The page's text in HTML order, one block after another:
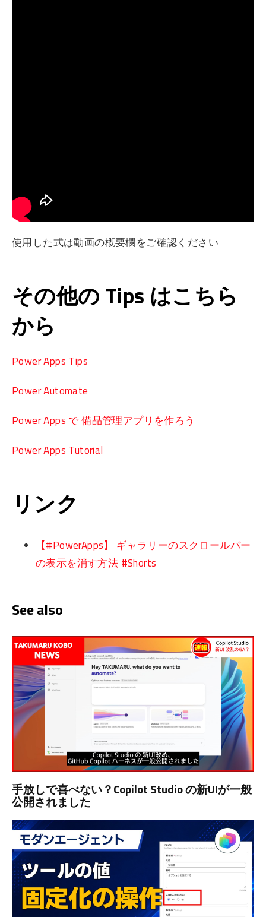
使用した式は動画の概要欄をご確認ください
その他の Tips はこちら
から
Power Apps Tips
Power Automate
Power Apps で 備品管理アプリを作ろう
Power Apps Tutorial
リンク
【#PowerApps】 ギャラリーのスクロールバー
の表示を消す方法 #Shorts
See also
手放しで喜べない？Copilot Studio の新UIが一般
公開されました